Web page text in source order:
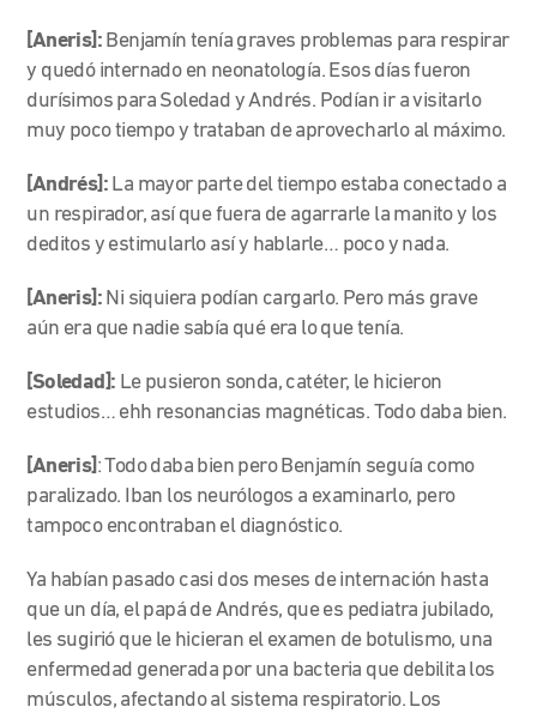
[Aneris]: Benjamín tenía graves problemas para respirar
y quedó internado en neonatología. Esos días fueron
durísimos para Soledad y Andrés. Podían ir a visitarlo
muy poco tiempo y trataban de aprovecharlo al máximo.
[Andrés]: La mayor parte del tiempo estaba conectado a
un respirador, así que fuera de agarrarle la manito y los
deditos y estimularlo así y hablarle… poco y nada.
[Aneris]: Ni siquiera podían cargarlo. Pero más grave
aún era que nadie sabía qué era lo que tenía.
[Soledad]: Le pusieron sonda, catéter, le hicieron
estudios… ehh resonancias magnéticas. Todo daba bien.
[Aneris] : Todo daba bien pero Benjamín seguía como
paralizado. Iban los neurólogos a examinarlo, pero
tampoco encontraban el diagnóstico.
Ya habían pasado casi dos meses de internación hasta
que un día, el papá de Andrés, que es pediatra jubilado,
les sugirió que le hicieran el examen de botulismo, una
enfermedad generada por una bacteria que debilita los
músculos, afectando al sistema respiratorio. Los